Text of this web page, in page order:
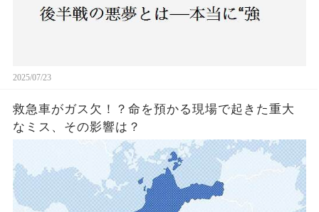
2025/07/23
救急車がガス欠！？命を預かる現場で起きた重大
なミス、その影響は？